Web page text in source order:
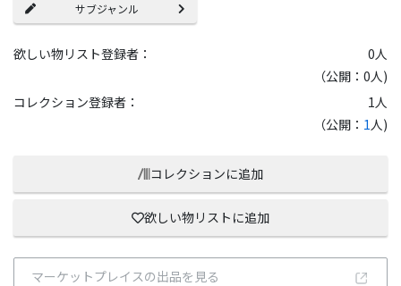
サブジャンル
欲しい物リスト登録者： 0人
（公開：0人)
コレクション登録者：
1人
（公開： 1人)
コレクションに追加
欲しい物リストに追加
マーケットプレイスの出品を見る